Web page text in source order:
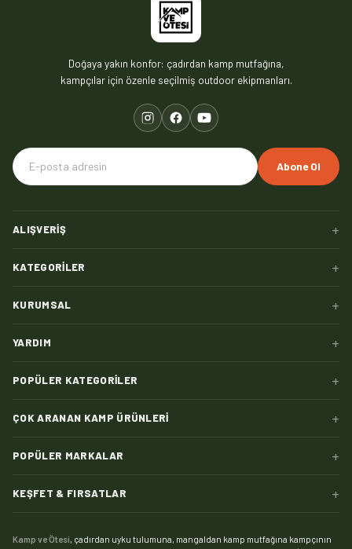
Doğaya yakın konfor: çadırdan kamp mutfağına,
kampçılar için özenle seçilmiş outdoor ekipmanları.
Abone Ol
ALIŞVERIŞ +
KATEGORILER +
KURUMSAL +
YARDIM +
POPÜLER KATEGORILER +
ÇOK ARANAN KAMP ÜRÜNLERI +
POPÜLER MARKALAR +
KEŞFET & FIRSATLAR +
Kamp ve Ötesi , çadırdan uyku tulumuna, mangaldan kamp mutfağına kampçının